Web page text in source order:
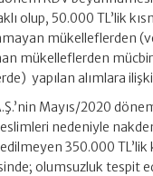
olup, 50.000 TL’lik
mükelleflerden
mükelleflerden
yapılan alımlara
Mayıs/2020
nedeniyle
350.000 TL’lik
olumsuzluk tespit